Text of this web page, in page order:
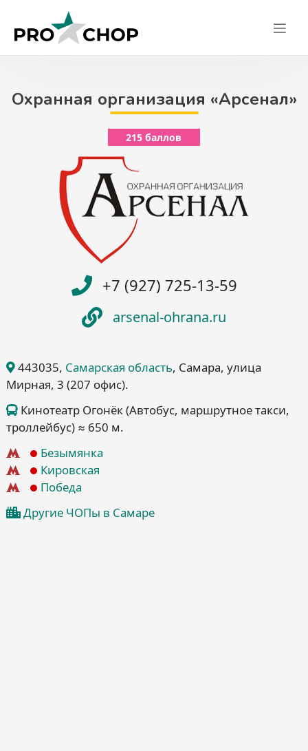
content
Охранная организация «Арсенал»
215 баллов
+7 (927) 725-13-59
arsenal-ohrana.ru
443035, Самарская область, Самара, улица
Мирная, 3 (207 офис).
Кинотеатр Огонёк (Автобус, маршрутное такси,
троллейбус) ≈ 650 м.
Безымянка
Кировская
Победа
Другие ЧОПы в Самаре